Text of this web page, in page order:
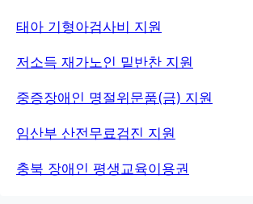
태아 기형아검사비 지원
저소득 재가노인 밑반찬 지원
중증장애인 명절위문품(금) 지원
임산부 산전무료검진 지원
충북 장애인 평생교육이용권